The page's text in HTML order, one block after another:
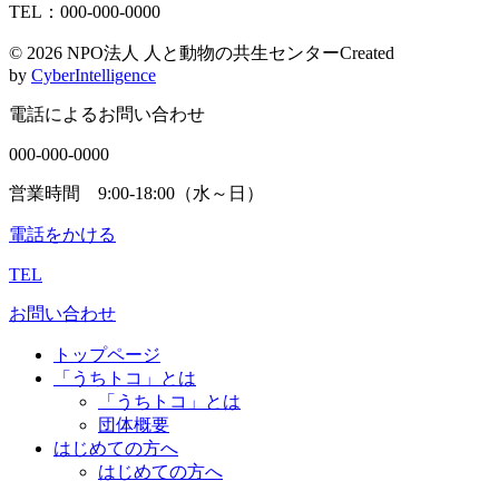
TEL：000-000-0000
© 2026 NPO法人 人と動物の共生センターCreated
by CyberIntelligence
電話によるお問い合わせ
000-000-0000
営業時間 9:00-18:00（水～日）
電話をかける
TEL
お問い合わせ
トップページ
「うちトコ」とは
「うちトコ」とは
団体概要
はじめての方へ
はじめての方へ